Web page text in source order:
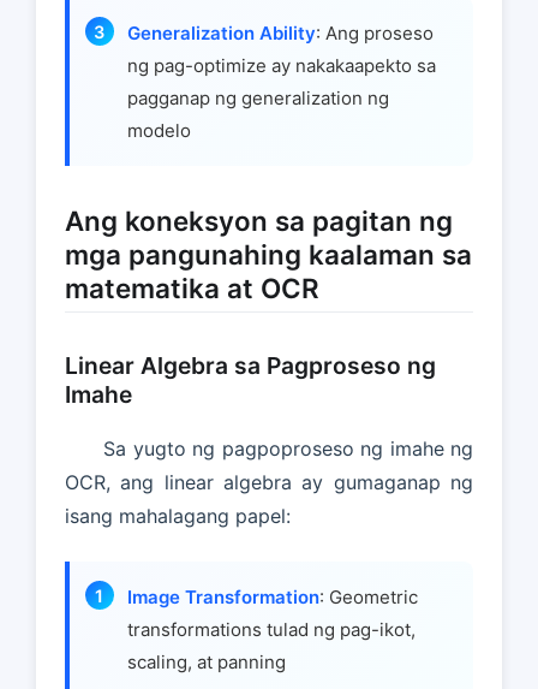
Generalization Ability: Ang proseso
ng pag-optimize ay nakakaapekto sa
pagganap ng generalization ng
modelo
Ang koneksyon sa pagitan ng
mga pangunahing kaalaman sa
matematika at OCR
Linear Algebra sa Pagproseso ng
Imahe
Sa yugto ng pagpoproseso ng imahe ng
OCR, ang linear algebra ay gumaganap ng
isang mahalagang papel:
Image Transformation: Geometric
transformations tulad ng pag-ikot,
scaling, at panning